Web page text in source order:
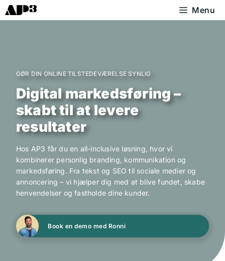
Hop
Menu
GØR DIN ONLINE TILSTEDEVÆRELSE SYNLIG
Digital markedsføring –
skabt til at levere
resultater
Hos AP3 får du en all-inclusive løsning, hvor vi
kombinerer personlig branding, kommunikation og
markedsføring. Fra tekst og SEO til sociale medier og
annoncering – vi hjælper dig med at blive fundet, skabe
henvendelser og fastholde dine kunder.
Book en demo med Ronni